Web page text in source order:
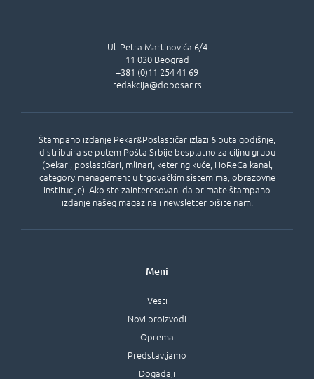
Štampano izdanje Pekar&Poslastičar izlazi 6 puta godišnje,
distribuira se putem Pošta Srbije besplatno za ciljnu grupu
(pekari, poslastičari, mlinari, ketering kuće, HoReCa kanal,
category menagement u trgovačkim sistemima, obrazovne
institucije). Ako ste zainteresovani da primate štampano
izdanje našeg magazina i newsletter pišite nam.
Ul. Petra Martinovića 6/4
11 030 Beograd
+381 (0)11 254 41 69
redakcija@dobosar.rs
Meni
Vesti
Novi proizvodi
Oprema
Predstavljamo
Događaji